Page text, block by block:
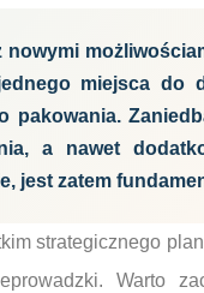
nowymi
miejsca do
pakowania.
a nawet
jest zatem
strategicznego
Warto